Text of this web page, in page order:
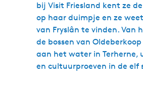
bij Visit Friesland kent ze
op haar duimpje en ze
van Fryslân te vinden. Van
de bossen van
aan het water in Terherne,
en cultuurproeven in de elf